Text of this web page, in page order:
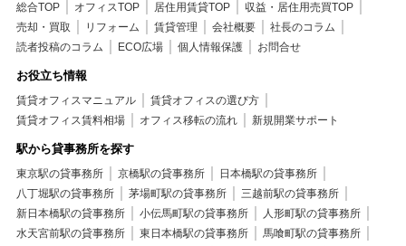
総合TOP オフィスTOP 居住用賃貸TOP
収益・居住用売買TOP
売却・買取
リフォーム 賃貸管理 会社概要
社長のコラム
読者投稿のコラム
ECO広場 個人情報保護 お問合せ
お役立ち情報
賃貸オフィスマニュアル
賃貸オフィスの選び方
賃貸オフィス賃料相場
オフィス移転の流れ 新規開業サポート
駅から貸事務所を探す
東京駅の貸事務所 京橋駅の貸事務所
日本橋駅の貸事務所
八丁堀駅の貸事務所
茅場町駅の貸事務所
三越前駅の貸事務所
新日本橋駅の貸事務所
小伝馬町駅の貸事務所
人形町駅の貸事務所
水天宮前駅の貸事務所
東日本橋駅の貸事務所
馬喰町駅の貸事務所